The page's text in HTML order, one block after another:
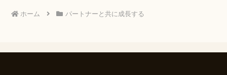
ホーム パートナーと共に成長する